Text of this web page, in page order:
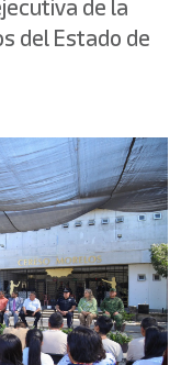
de la
del Estado de